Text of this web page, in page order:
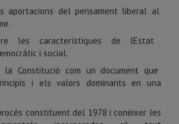
aportacions del pensament liberal al
les característiques de lEstat
i social.
la Constitució com un document que
i els valors dominants en una
constituent del 1978 i conèixer les